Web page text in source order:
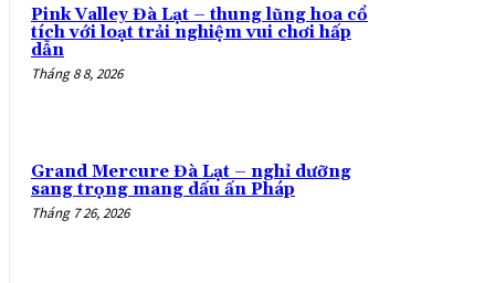
Pink Valley Đà Lạt – thung lũng hoa cổ
tích với loạt trải nghiệm vui chơi hấp
dẫn
Tháng 8 8, 2026
Grand Mercure Đà Lạt – nghỉ dưỡng
sang trọng mang dấu ấn Pháp
Tháng 7 26, 2026